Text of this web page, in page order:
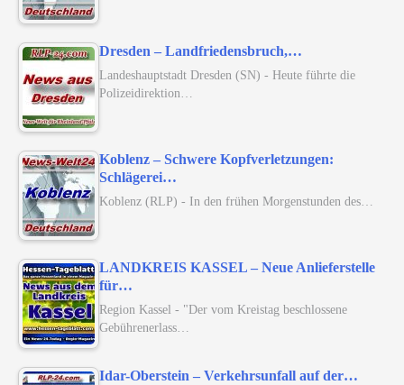
Dresden – Landfriedensbruch,…
Landeshauptstadt Dresden (SN) - Heute führte die
Polizeidirektion…
Koblenz – Schwere Kopfverletzungen:
Schlägerei…
Koblenz (RLP) - In den frühen Morgenstunden des…
LANDKREIS KASSEL – Neue Anlieferstelle
für…
Region Kassel - "Der vom Kreistag beschlossene
Gebührenerlass…
Idar-Oberstein – Verkehrsunfall auf der…